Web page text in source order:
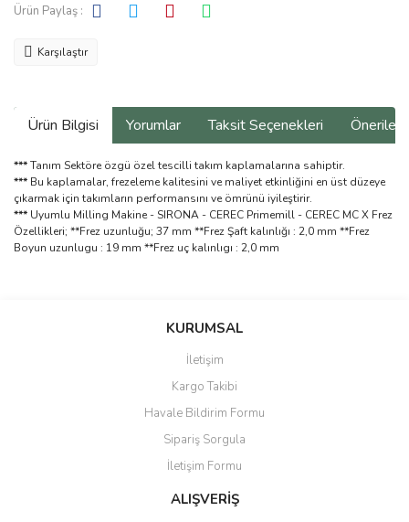
Ürün Paylaş :
Karşılaştır
Ürün Bilgisi Yorumlar Taksit Seçenekleri
***Tanım Sektöre özgü özel tescilli takım kaplamalarına sahiptir.
*** Bu kaplamalar, frezeleme kalitesini ve maliyet etkinliğini en üst düzeye
çıkarmak için takımların performansını ve ömrünü iyileştirir.
*** Uyumlu Milling Makine - SIRONA - CEREC Primemill - CEREC MC X Frez
Özellikleri; **Frez uzunluğu; 37 mm **Frez Şaft kalınlığı : 2,0 mm **Frez
Boyun uzunlugu : 19 mm **Frez uç kalınlıgı : 2,0 mm
Bu ürüne ilk yorumu siz yapın!
Ürün resmi kalitesiz, bozuk veya görüntülenemiyor.
Ürün açıklamasında eksik bilgiler bulunuyor.
Ürün bilgilerinde hatalar bulunuyor.
Ürün fiyatı diğer sitelerden daha pahalı.
Bu ürüne benzer farklı alternatifler olmalı.
KURUMSAL
İletişim
Kargo Takibi
Havale Bildirim Formu
Sipariş Sorgula
İletişim Formu
ALIŞVERİŞ